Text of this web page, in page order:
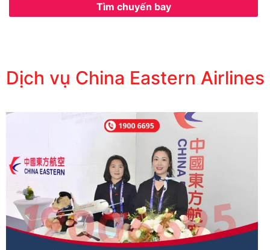
Tìm chuyến bay
Dịch vụ China Eastern Airlines